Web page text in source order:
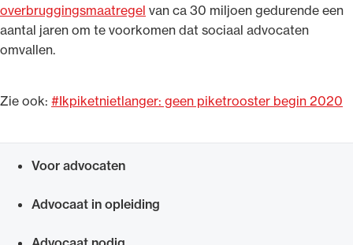
overbruggingsmaatregel van ca 30 miljoen gedurende een
aantal jaren om te voorkomen dat sociaal advocaten
omvallen.
Zie ook: #Ikpiketnietlanger: geen piketrooster begin 2020
Voor advocaten
Advocaat in opleiding